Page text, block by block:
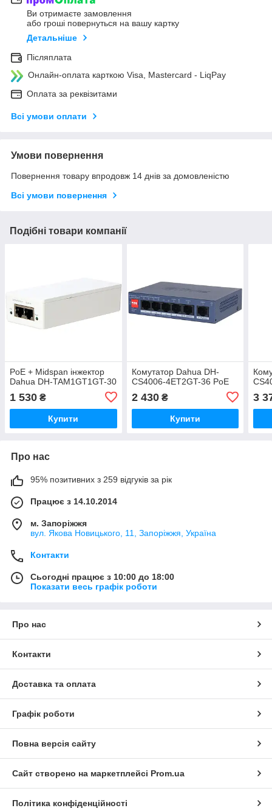
Ви отримаєте замовлення
або гроші повернуться на вашу картку
Детальніше
Післяплата
Онлайн-оплата карткою Visa, Mastercard - LiqPay
Оплата за реквізитами
Всі умови оплати
Умови повернення
Повернення товару впродовж 14 днів за домовленістю
Всі умови повернення
Подібні товари компанії
PoE + Midspan інжектор
Dahua DH-TAM1GT1GT-30
1 530 ₴
Купити
Комутатор Dahua DH-
CS4006-4ET2GT-36 PoE
2 430₴
Купити
3
Про нас
95% позитивних з 259 відгуків за рік
Працює з 14.10.2014
м. Запоріжжя
вул. Якова Новицького, 11, Запоріжжя, Україна
Контакти
Сьогодні працює з 10:00 до 18:00
Показати весь графік роботи
Про нас
Контакти
Доставка та оплата
Графік роботи
Повна версія сайту
Сайт створено на маркетплейсі Prom.ua
Політика конфіденційності